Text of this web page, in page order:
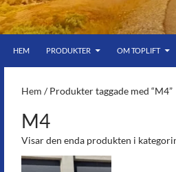
bar himmel
HEM
PRODUKTER OM TOPLIFT
Hem / Produkter taggade med “M4”
M4
Visar den enda produkten i